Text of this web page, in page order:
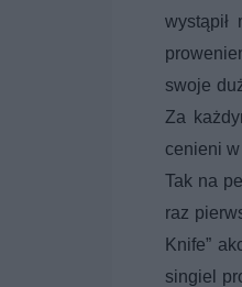
wystąpił
swoje
Za
cenieni
Tak na
raz
Knife”
singiel